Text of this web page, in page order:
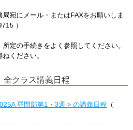
宛にメール・またはFAXをお願いしま
）
定の手続きをよく参照してください。
ください。
クラス講義日程
昼間部第1・3週 > の講義日程 （